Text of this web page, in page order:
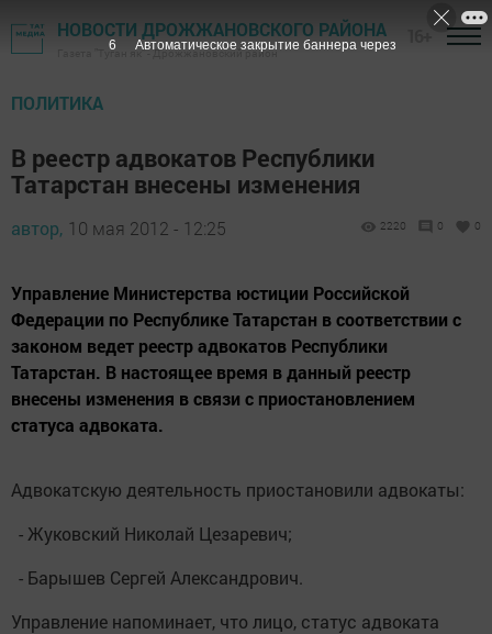
НОВОСТИ ДРОЖЖАНОВСКОГО РАЙОНА
Газета "Туган як" - Дрожжановский район
ПОЛИТИКА
В реестр адвокатов Республики
Татарстан внесены изменения
автор, 10 мая 2012 - 12:25 2220 0 0
Управление Министерства юстиции Российской
Федерации по Республике Татарстан в соответствии с
законом ведет реестр адвокатов Республики
Татарстан. В настоящее время в данный реестр
внесены изменения в связи с приостановлением
статуса адвоката.
Адвокатскую деятельность приостановили адвокаты:
- Жуковский Николай Цезаревич;
- Барышев Сергей Александрович.
Управление напоминает, что лицо, статус адвоката
5 Автоматическое закрытие баннера через